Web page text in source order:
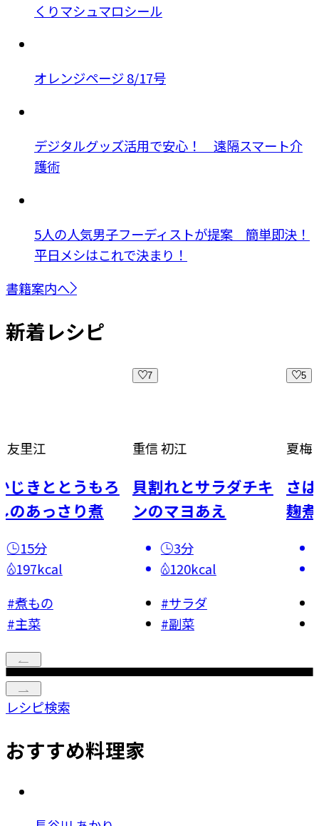
くりマシュマロシール
オレンジページ 8/17号
デジタルグッズ活用で安心！ 遠隔スマート介
護術
5人の人気男子フーディストが提案 簡単即決！
平日メシはこれで決まり！
書籍案内へ
新着レシピ
とうもろ
さり煮
重信 初江
貝割れとサラダチキ
ンのマヨあえ
120kcal
サラダ
夏梅 美智子
さばとい
20分
煮もの
レシピ検索
おすすめ料理家